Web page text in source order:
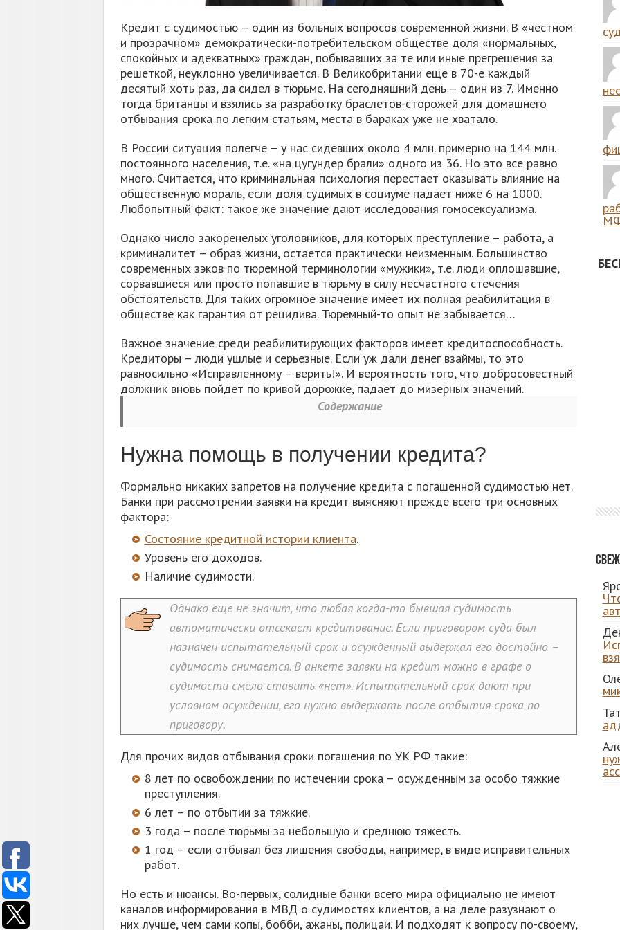
Кредит с судимостью – один из больных вопросов современной жизни. В «честном
и прозрачном» демократически-потребительском обществе доля «нормальных,
спокойных и адекватных» граждан, побывавших за те или иные прегрешения за
решеткой, неуклонно увеличивается. В Великобритании еще в 70-е каждый
десятый хоть раз, да сидел в тюрьме. На сегодняшний день – один из 7. Именно
тогда британцы и взялись за разработку браслетов-сторожей для домашнего
отбывания срока по легким статьям, места в бараках уже не хватало.
В России ситуация полегче – у нас сидевших около 4 млн. примерно на 144 млн.
постоянного населения, т.е. «на цугундер брали» одного из 36. Но это все равно
много. Считается, что криминальная психология перестает оказывать влияние на
общественную мораль, если доля судимых в социуме падает ниже 6 на 1000.
Любопытный факт: такое же значение дают исследования гомосексуализма.
Однако число закоренелых уголовников, для которых преступление – работа, а
криминалитет – образ жизни, остается практически неизменным. Большинство
современных зэков по тюремной терминологии «мужики», т.е. люди оплошавшие,
сорвавшиеся или просто попавшие в тюрьму в силу несчастного стечения
обстоятельств. Для таких огромное значение имеет их полная реабилитация в
обществе как гарантия от рецидива. Тюремный-то опыт не забывается…
Важное значение среди реабилитирующих факторов имеет кредитоспособность.
Кредиторы – люди ушлые и серьезные. Если уж дали денег взаймы, то это
равносильно «Исправленному – верить!». И вероятность того, что добросовестный
должник вновь пойдет по кривой дорожке, падает до мизерных значений.
Содержание
Нужна помощь в получении кредита?
Формально никаких запретов на получение кредита с погашенной судимостью нет.
Банки при рассмотрении заявки на кредит выясняют прежде всего три основных
фактора:
Состояние кредитной истории клиента.
Уровень его доходов.
Наличие судимости.
Однако еще не значит, что любая когда-то бывшая судимость
автоматически отсекает кредитование. Если приговором суда был
назначен испытательный срок и осужденный выдержал его достойно –
судимость снимается. В анкете заявки на кредит можно в графе о
судимости смело ставить «нет». Испытательный срок дают при
условном осуждении, его нужно выдержать после отбытия срока по
приговору.
Для прочих видов отбывания сроки погашения по УК РФ такие:
8 лет по освобождении по истечении срока – осужденным за особо тяжкие
преступления.
6 лет – по отбытии за тяжкие.
3 года – после тюрьмы за небольшую и среднюю тяжесть.
1 год – если отбывал без лишения свободы, например, в виде исправительных
работ.
Но есть и нюансы. Во-первых, солидные банки всего мира официально не имеют
каналов информирования в МВД о судимостях клиентов, а на деле разузнают о
них лучше, чем сами копы, бобби, ажаны, полицаи. И подходят к вопросу по-своему,